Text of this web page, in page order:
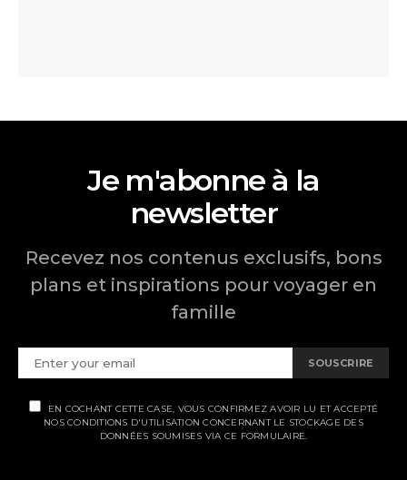
Je m'abonne à la
newsletter
Recevez nos contenus exclusifs, bons
plans et inspirations pour voyager en
famille
SOUSCRIRE
EN COCHANT CETTE CASE, VOUS CONFIRMEZ AVOIR LU ET ACCEPTÉ
NOS CONDITIONS D'UTILISATION CONCERNANT LE STOCKAGE DES
DONNÉES SOUMISES VIA CE FORMULAIRE.